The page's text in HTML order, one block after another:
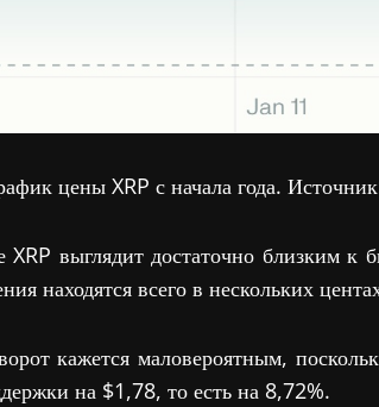
цены XRP с начала года.
XRP выглядит достаточно близким к
находятся всего в нескольких
кажется маловероятным,
на $1,78, то есть на 8,72%.